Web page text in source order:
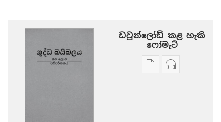
ඩවුන්ලෝඩ් කළ හැකි
‍‍ෆෝමැට්
ප්‍රකාශනඕඩියෝ